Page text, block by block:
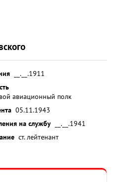
__.__.1911
авиационный полк
05.11.1943
на службу
__.__.1941
ст. лейтенант